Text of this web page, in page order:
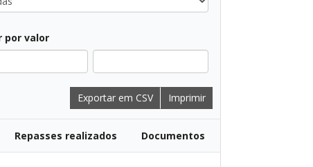
por valor
Exportar em CSV Imprimir
Repasses realizados Documentos